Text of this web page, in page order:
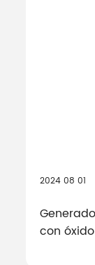
2024 08 01
con